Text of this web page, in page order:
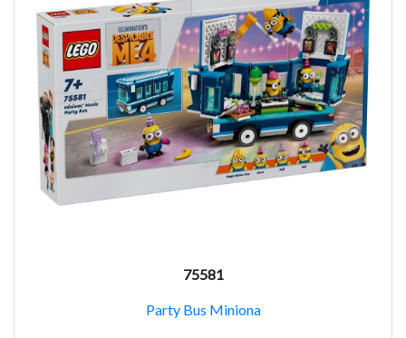
75581
Party Bus Miniona